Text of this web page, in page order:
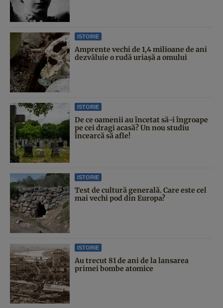
ISTORIE
Amprente vechi de 1,4 milioane de ani
dezvăluie o rudă uriașă a omului
ISTORIE
De ce oamenii au încetat să-i îngroape
pe cei dragi acasă? Un nou studiu
încearcă să afle!
ISTORIE
Test de cultură generală. Care este cel
mai vechi pod din Europa?
ISTORIE
Au trecut 81 de ani de la lansarea
primei bombe atomice